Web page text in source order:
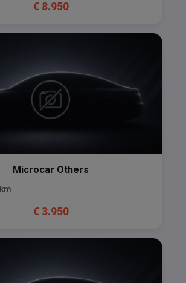
€ 8.950
Microcar Others
km
€ 3.950